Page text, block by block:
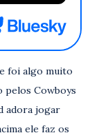
foi algo muito
pelos Cowboys
adora jogar
ele faz os